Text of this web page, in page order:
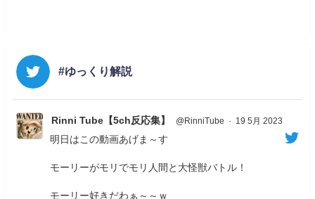
#ゆっくり解説
Rinni Tube【5ch反応集】 @RinniTube · 19 5月 2023
明日はこの動画あげま～す
モーリーがモリでモリ人間と大怪獣バトル！
モーリー好きだわぁ～～ｗ